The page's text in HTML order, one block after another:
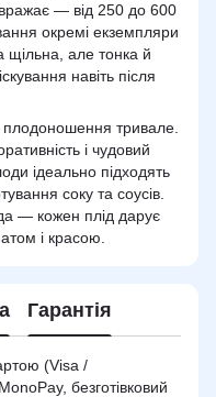
вражає — від 250 до 600
окремі екземпляри
щільна, але тонка й
навіть після
плодоношення тривале.
і чудовий
ідеально підходять
соку та соусів.
— кожен плід дарує
і красою.
Гарантія
(Visa /
безготівковий